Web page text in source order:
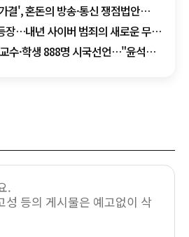
결', 혼돈의 방송·통신 쟁점법안
장…내년 사이버 범죄의 새로운 무기
수·학생 888명 시국선언…"윤석열